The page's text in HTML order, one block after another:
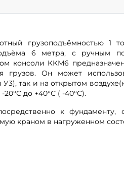
грузоподъёмностью 1
6 метра, с ручным
консоли ККМ6
грузов. Он может
так и на открытом
до +40°С ( -40°С).
к фундаменту,
краном в нагруженном